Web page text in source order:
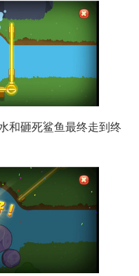
和砸死鲨鱼最终走到终